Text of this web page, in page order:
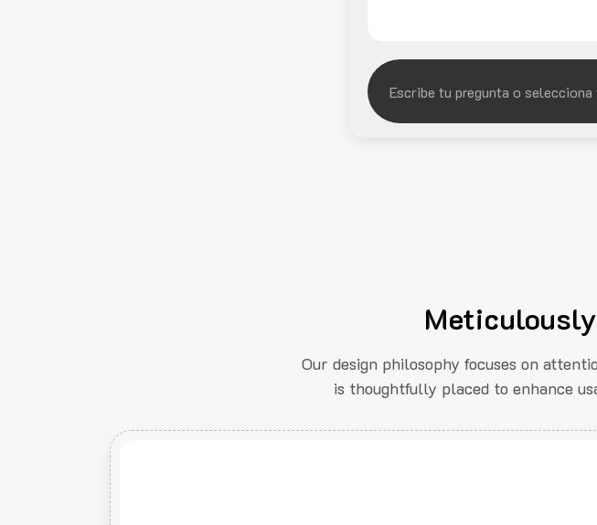
Our design philosophy focuses on
is thoughtfully placed to enhance